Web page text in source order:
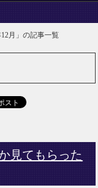
12月」の記事一覧
見てもらった